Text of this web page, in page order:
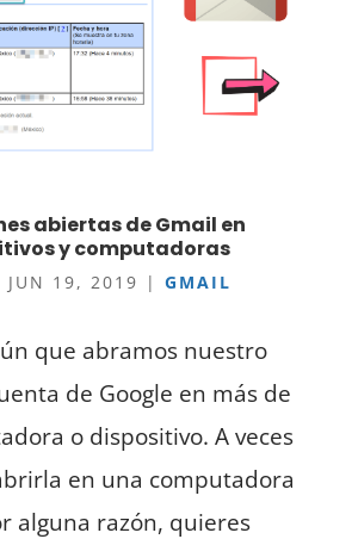
abiertas de Gmail en
y computadoras
JUN 19, 2019 | GMAIL
que abramos nuestro
de Google en más de
o dispositivo. A veces
en una computadora
alguna razón, quieres